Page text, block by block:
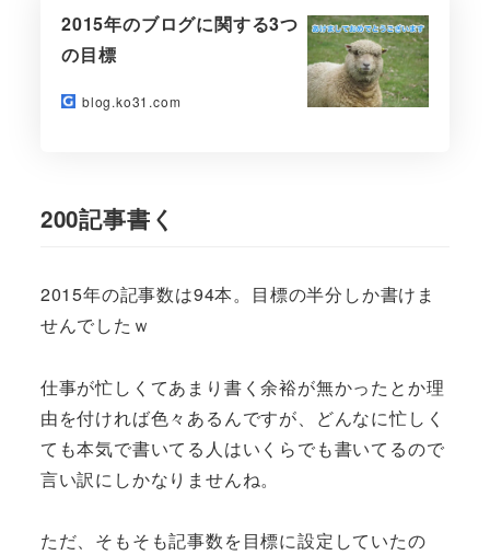
2015年のブログに関する3つ
の目標
blog.ko31.com
200記事書く
2015年の記事数は94本。目標の半分しか書けま
せんでしたｗ
仕事が忙しくてあまり書く余裕が無かったとか理
由を付ければ色々あるんですが、どんなに忙しく
ても本気で書いてる人はいくらでも書いてるので
言い訳にしかなりませんね。
ただ、そもそも記事数を目標に設定していたの